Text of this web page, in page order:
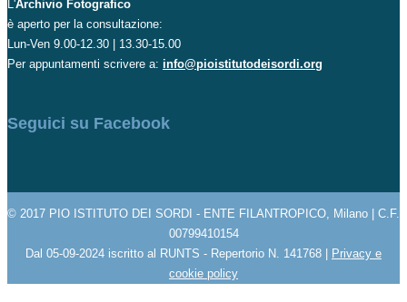
L'Archivio Fotografico
è aperto per la consultazione:
Lun-Ven 9.00-12.30 | 13.30-15.00
Per appuntamenti scrivere a: info@pioistitutodeisordi.org
Seguici su Facebook
© 2017 PIO ISTITUTO DEI SORDI - ENTE FILANTROPICO, Milano | C.F.
00799410154
Dal 05-09-2024 iscritto al RUNTS - Repertorio N. 141768 |
Privacy e
cookie policy